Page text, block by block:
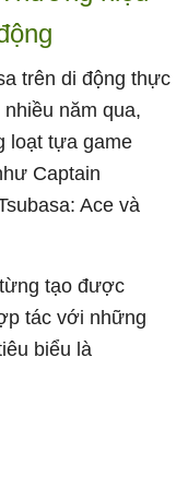
trên di động thực
năm qua,
loạt tựa game
Captain
Ace và
tạo được
tác với những
biểu là